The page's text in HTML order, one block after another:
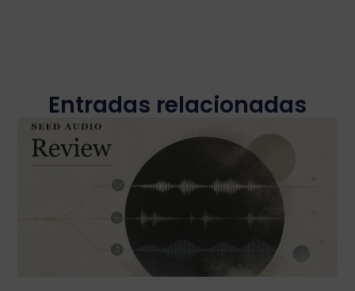
Entradas relacionadas